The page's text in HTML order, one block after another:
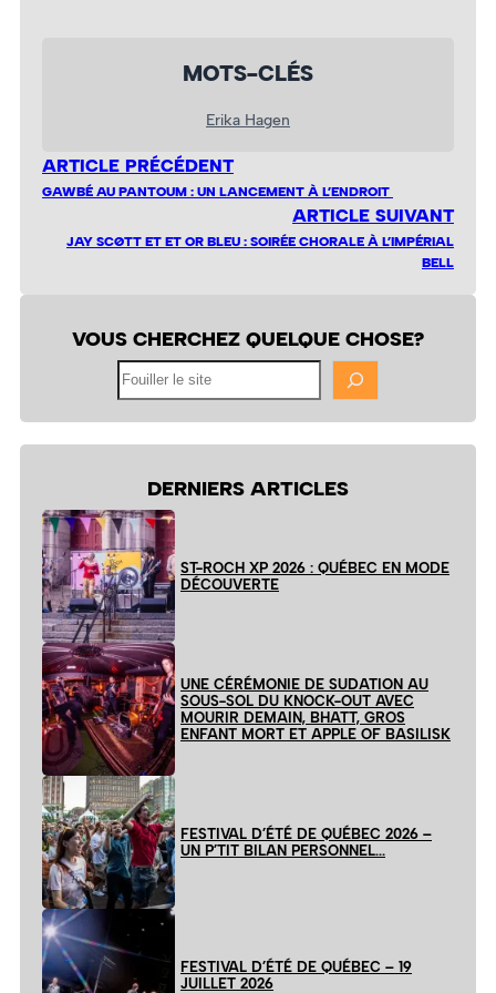
MOTS-CLÉS
Erika Hagen
ARTICLE PRÉCÉDENT
GAWBÉ AU PANTOUM : UN LANCEMENT À L’ENDROIT
ARTICLE SUIVANT
JAY SCØTT ET ET OR BLEU : SOIRÉE CHORALE À L’IMPÉRIAL
BELL
VOUS CHERCHEZ QUELQUE CHOSE?
DERNIERS ARTICLES
ST-ROCH XP 2026 : QUÉBEC EN MODE
DÉCOUVERTE
UNE CÉRÉMONIE DE SUDATION AU
SOUS-SOL DU KNOCK-OUT AVEC
MOURIR DEMAIN, BHATT, GROS
ENFANT MORT ET APPLE OF BASILISK
FESTIVAL D’ÉTÉ DE QUÉBEC 2026 –
UN P’TIT BILAN PERSONNEL…
FESTIVAL D’ÉTÉ DE QUÉBEC – 19
JUILLET 2026